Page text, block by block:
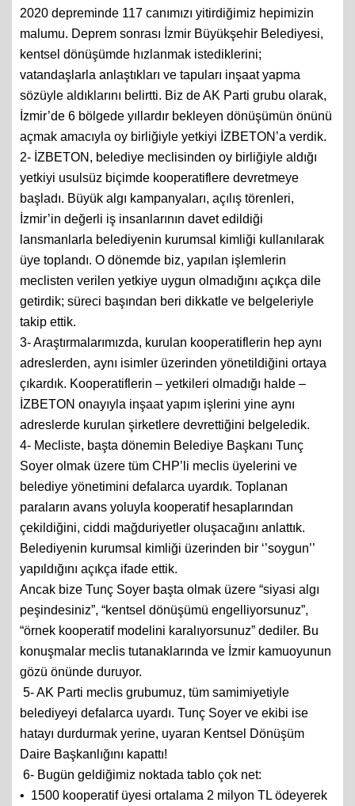
2020 depreminde 117 canımızı yitirdiğimiz hepimizin
malumu. Deprem sonrası İzmir Büyükşehir Belediyesi,
kentsel dönüşümde hızlanmak istediklerini;
vatandaşlarla anlaştıkları ve tapuları inşaat yapma
sözüyle aldıklarını belirtti. Biz de AK Parti grubu olarak,
İzmir’de 6 bölgede yıllardır bekleyen dönüşümün önünü
açmak amacıyla oy birliğiyle yetkiyi İZBETON’a verdik.
2- İZBETON, belediye meclisinden oy birliğiyle aldığı
yetkiyi usulsüz biçimde kooperatiflere devretmeye
başladı. Büyük algı kampanyaları, açılış törenleri,
İzmir’in değerli iş insanlarının davet edildiği
lansmanlarla belediyenin kurumsal kimliği kullanılarak
üye toplandı. O dönemde biz, yapılan işlemlerin
meclisten verilen yetkiye uygun olmadığını açıkça dile
getirdik; süreci başından beri dikkatle ve belgeleriyle
takip ettik.
3- Araştırmalarımızda, kurulan kooperatiflerin hep aynı
adreslerden, aynı isimler üzerinden yönetildiğini ortaya
çıkardık. Kooperatiflerin – yetkileri olmadığı halde –
İZBETON onayıyla inşaat yapım işlerini yine aynı
adreslerde kurulan şirketlere devrettiğini belgeledik.
4- Mecliste, başta dönemin Belediye Başkanı Tunç
Soyer olmak üzere tüm CHP’li meclis üyelerini ve
belediye yönetimini defalarca uyardık. Toplanan
paraların avans yoluyla kooperatif hesaplarından
çekildiğini, ciddi mağduriyetler oluşacağını anlattık.
Belediyenin kurumsal kimliği üzerinden bir ‘’soygun’’
yapıldığını açıkça ifade ettik.
Ancak bize Tunç Soyer başta olmak üzere “siyasi algı
peşindesiniz”, “kentsel dönüşümü engelliyorsunuz”,
“örnek kooperatif modelini karalıyorsunuz” dediler. Bu
konuşmalar meclis tutanaklarında ve İzmir kamuoyunun
gözü önünde duruyor.
5- AK Parti meclis grubumuz, tüm samimiyetiyle
belediyeyi defalarca uyardı. Tunç Soyer ve ekibi ise
hatayı durdurmak yerine, uyaran Kentsel Dönüşüm
Daire Başkanlığını kapattı!
6- Bugün geldiğimiz noktada tablo çok net:
•⁠ ⁠1500 kooperatif üyesi ortalama 2 milyon TL ödeyerek